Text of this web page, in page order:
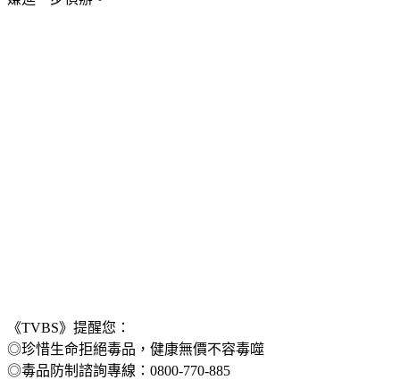
《TVBS》提醒您：
◎珍惜生命拒絕毒品，健康無價不容毒噬
◎毒品防制諮詢專線：0800-770-885